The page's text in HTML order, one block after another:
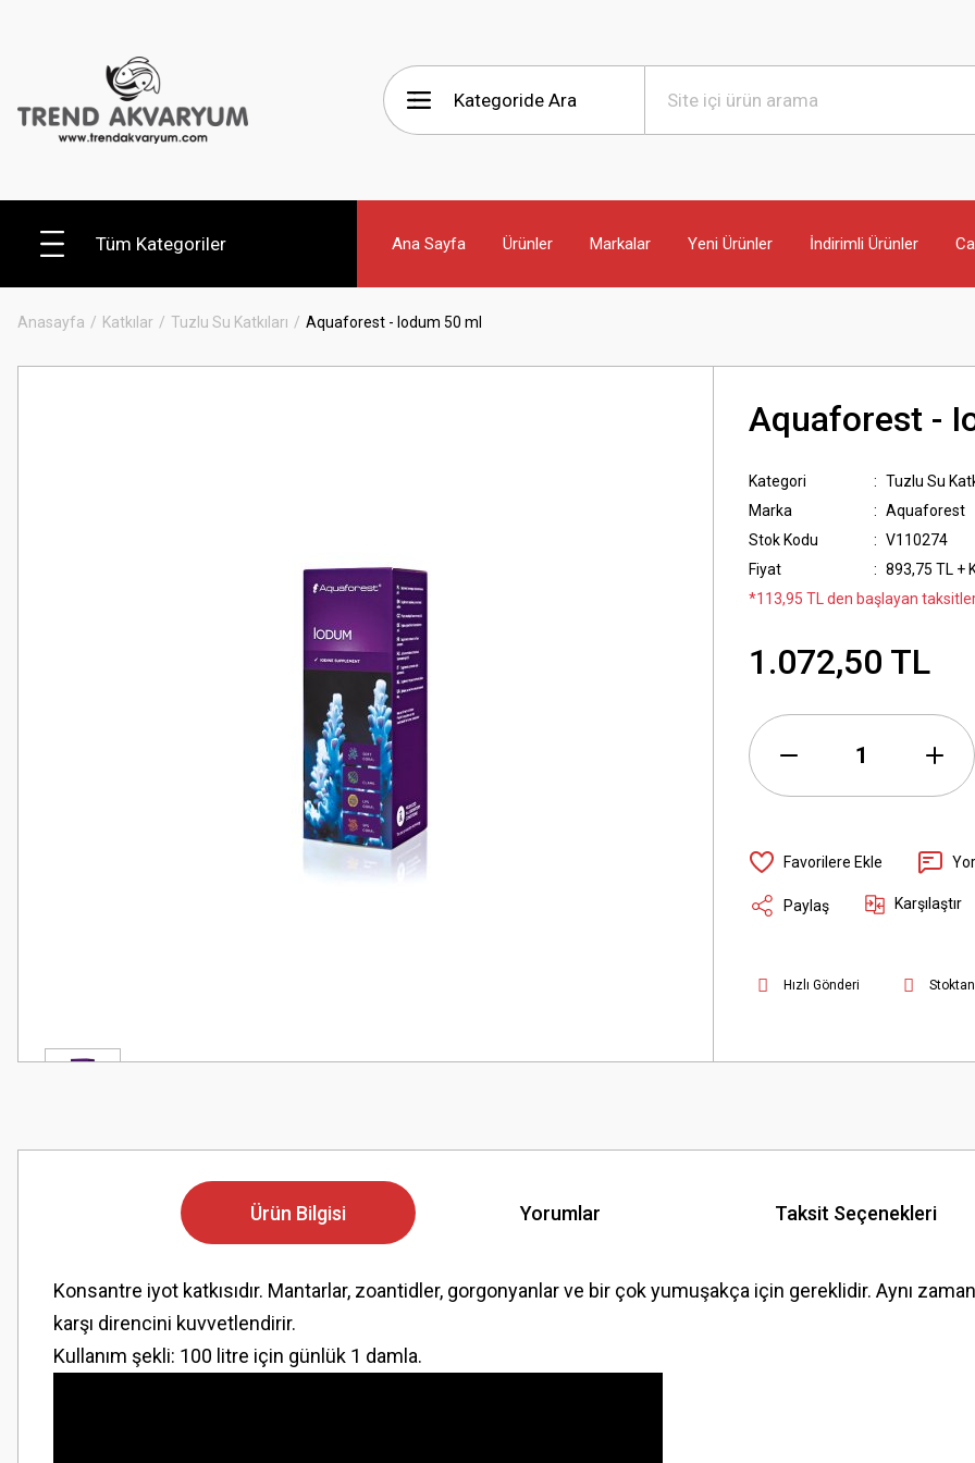
Tüm Kategoriler Ana Sayfa Ürünler Markalar Yeni Ürünler İndirimli Ürünler
Anasayfa Katkılar Tuzlu Su Katkıları Aquaforest - Iodum 50 ml
Aquaforest -
Kategori
Tuzlu Su
Marka
Aquaforest
Stok Kodu
V110274
Fiyat
893,75 TL +
*113,95 TL den başlayan
1.072,50 TL
Paylaş Karşılaştır
Hızlı Gönderi
Ürün Bilgisi Yorumlar Taksit Seçenekleri
Konsantre iyot katkısıdır. Mantarlar, zoantidler, gorgonyanlar ve bir çok yumuşakça için gereklidir. Aynı
karşı direncini kuvvetlendirir.
Kullanım şekli: 100 litre için günlük 1 damla.